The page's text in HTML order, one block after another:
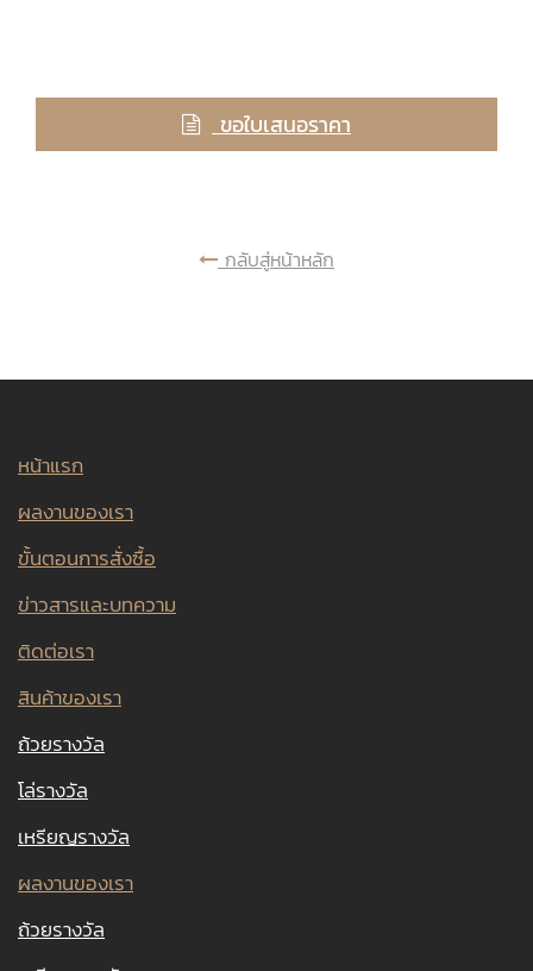
ขอใบเสนอราคา
กลับสู่หน้าหลัก
หน้าแรก
ผลงานของเรา
ขั้นตอนการสั่งซื้อ
ข่าวสารและบทความ
ติดต่อเรา
สินค้าของเรา
ถ้วยรางวัล
โล่รางวัล
เหรียญรางวัล
ผลงานของเรา
ถ้วยรางวัล